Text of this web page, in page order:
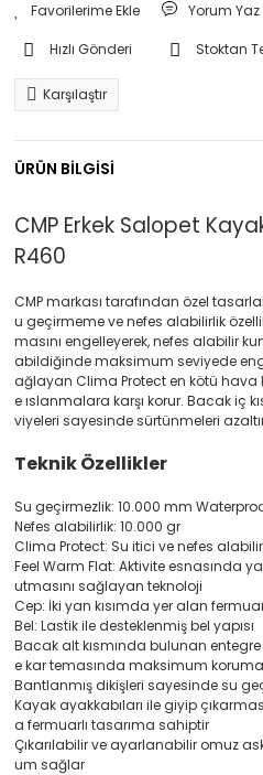
Yorum Yaz
Hızlı Gönderi Stoktan
Karşılaştır
ÜRÜN BİLGİSİ
CMP Erkek Salopet
R460
CMP markası tarafından özel
u geçirmeme ve nefes alabilirlik
masını engelleyerek, nefes alabilir
abildiğinde maksimum seviyede
ağlayan Clima Protect en kötü hava
e ıslanmalara karşı korur. Bacak iç
viyeleri sayesinde sürtünmeleri
Teknik Özellikler
Su geçirmezlik: 10.000 mm
Nefes alabilirlik: 10.000 gr
Clima Protect: Su itici ve nefes
Feel Warm Flat: Aktivite esnasında
utmasını sağlayan teknoloji
Cep: İki yan kısımda yer alan
Bel: Lastik ile desteklenmiş bel yapısı
Bacak alt kısmında bulunan
e kar temasında maksimum
Bantlanmış dikişleri sayesinde su
Kayak ayakkabıları ile giyip
a fermuarlı tasarıma sahiptir
Çıkarılabilir ve ayarlanabilir omuz
um sağlar